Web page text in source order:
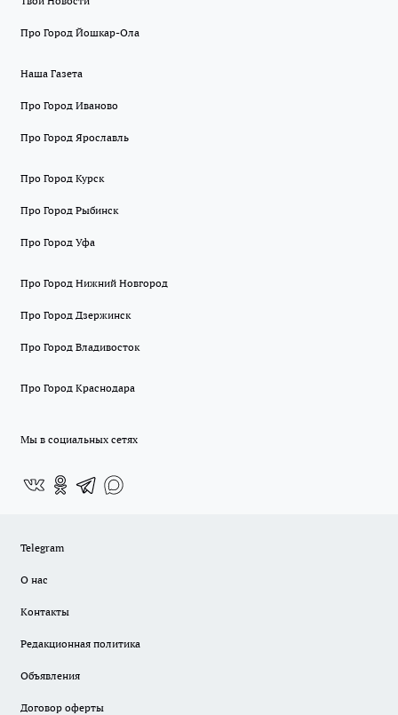
Про Город Йошкар-Ола
Наша Газета
Про Город Иваново
Про Город Ярославль
Про Город Курск
Про Город Рыбинск
Про Город Уфа
Про Город Нижний Новгород
Про Город Дзержинск
Про Город Владивосток
Про Город Краснодара
Мы в социальных сетях
Telegram
О нас
Контакты
Редакционная политика
Объявления
Договор оферты